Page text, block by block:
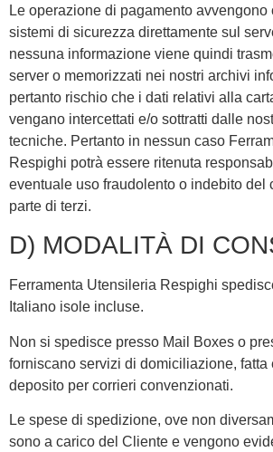
Le operazione di pagamento avvengono
sistemi di sicurezza direttamente sul
nessuna informazione viene quindi
server o memorizzati nei nostri archivi
pertanto rischio che i dati relativi alla
vengano intercettati e/o sottratti dalle
tecniche. Pertanto in nessun caso
Respighi potrà essere ritenuta
eventuale uso fraudolento o indebito del
parte di terzi.
D) MODALITÀ DI
Ferramenta Utensileria Respighi
Italiano isole incluse.
Non si spedisce presso Mail Boxes o
forniscano servizi di domiciliazione, fatta
deposito per corrieri convenzionati.
Le spese di spedizione, ove non
sono a carico del Cliente e vengono